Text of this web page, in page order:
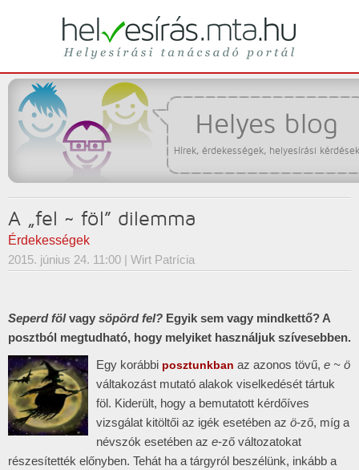
helyesírás
Helyesírási tanácsadó portál
Helyes blog
Hírek, érdekességek, helyesírási kérdések
A „fel ~ föl” dilemma
Érdekességek
2015. június 24. 11:00 | Wirt Patrícia
Seperd fölvagy söpörd fel? Egyik sem vagy mindkettő? A
posztból megtudható, hogy melyiket használjuk szívesebben.
Egy korábbi posztunkban az azonos tövű, e ~ ö
váltakozást mutató alakok viselkedését tártuk
föl. Kiderült, hogy a bemutatott kérdőíves
vizsgálat kitöltői az igék esetében az ö-ző, míg a
névszók esetében az e-ző változatokat
részesítették előnyben. Tehát ha a tárgyról beszélünk, inkább a